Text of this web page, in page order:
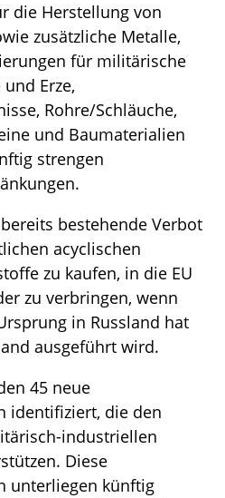
die Herstellung von
zusätzliche Metalle,
für militärische
und Erze,
Rohre/Schläuche,
und Baumaterialien
strengen
bestehende Verbot
acyclischen
zu kaufen, in die EU
zu verbringen, wenn
in Russland hat
ausgeführt wird.
45 neue
identifiziert, die den
industriellen
Diese
unterliegen künftig